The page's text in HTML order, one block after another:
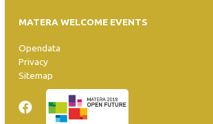
MATERA WELCOME EVENTS
Opendata
Privacy
Sitemap